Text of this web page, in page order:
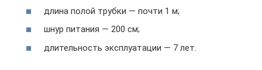
длина полой трубки ― почти 1 м;
шнур питания ― 200 см;
длительность эксплуатации ― 7 лет.